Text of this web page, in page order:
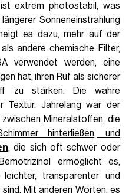
extrem photostabil, was
Sonneneinstrahlung
es dazu, mehr auf der
andere chemische Filter,
verwendet werden, eine
hat, ihren Ruf als sicherer
zu stärken. Die wahre
Textur. Jahrelang war der
Mineralstoffen, die
hinterließen, und
, die sich oft schwer oder
ermöglicht es,
transparenter und
Mit anderen Worten, es